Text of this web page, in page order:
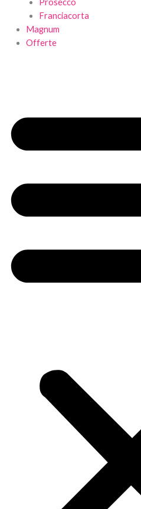
Prosecco
Franciacorta
Magnum
Offerte